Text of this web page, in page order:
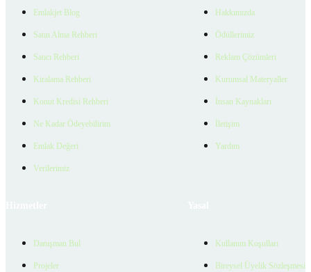
Emlakjet Blog
Satın Alma Rehberi
Satıcı Rehberi
Kiralama Rehberi
Konut Kredisi Rehberi
Ne Kadar Ödeyebilirim
Emlak Değeri
Verilerimiz
Hakkımızda
Ödüllerimiz
Reklam Çözümleri
Kurumsal Materyaller
İnsan Kaynakları
İletişim
Yardım
Danışman Bul
Projeler
Kullanım Koşulları
Bireysel Üyelik Sözleşmesi